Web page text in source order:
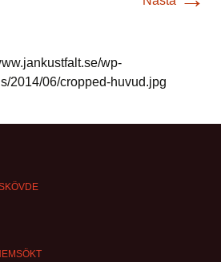
wp-
2014/06/cropped-huvud.jpg